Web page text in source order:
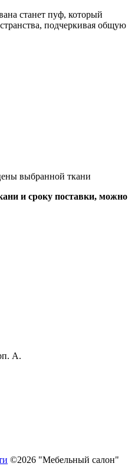
станет пуф, который
подчеркивая общую
выбранной ткани
и сроку поставки, можно
А.
©2026 "Мебельный салон"